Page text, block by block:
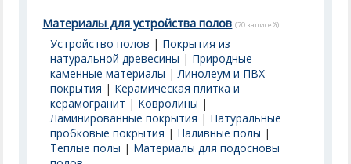
Материалы для устройства полов (70 записей)
Устройство полов | Покрытия из
натуральной древесины | Природные
каменные материалы |Линолеум и ПВХ
покрытия | Керамическая плитка и
керамогранит | Ковролины |
Ламинированные покрытия | Натуральные
пробковые покрытия | Наливные полы |
Теплые полы | Материалы для подосновы